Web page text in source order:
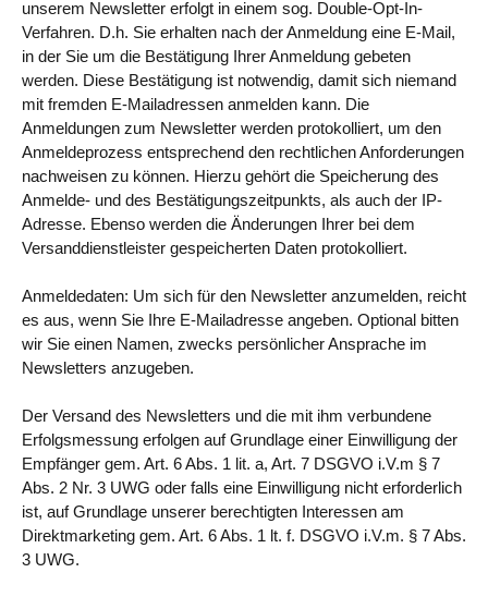
unserem Newsletter erfolgt in einem sog. Double-Opt-In-
Verfahren. D.h. Sie erhalten nach der Anmeldung eine E-Mail,
in der Sie um die Bestätigung Ihrer Anmeldung gebeten
werden. Diese Bestätigung ist notwendig, damit sich niemand
mit fremden E-Mailadressen anmelden kann. Die
Anmeldungen zum Newsletter werden protokolliert, um den
Anmeldeprozess entsprechend den rechtlichen Anforderungen
nachweisen zu können. Hierzu gehört die Speicherung des
Anmelde- und des Bestätigungszeitpunkts, als auch der IP-
Adresse. Ebenso werden die Änderungen Ihrer bei dem
Versanddienstleister gespeicherten Daten protokolliert.
Anmeldedaten: Um sich für den Newsletter anzumelden, reicht
es aus, wenn Sie Ihre E-Mailadresse angeben. Optional bitten
wir Sie einen Namen, zwecks persönlicher Ansprache im
Newsletters anzugeben.
Der Versand des Newsletters und die mit ihm verbundene
Erfolgsmessung erfolgen auf Grundlage einer Einwilligung der
Empfänger gem. Art. 6 Abs. 1 lit. a, Art. 7 DSGVO i.V.m § 7
Abs. 2 Nr. 3 UWG oder falls eine Einwilligung nicht erforderlich
ist, auf Grundlage unserer berechtigten Interessen am
Direktmarketing gem. Art. 6 Abs. 1 lt. f. DSGVO i.V.m. § 7 Abs.
3 UWG.